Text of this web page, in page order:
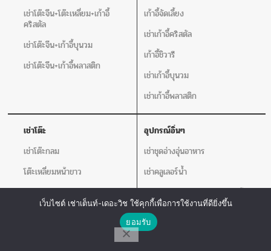
เช่าโต๊ะจีน+โต๊ะเหลี่ยม+เก้าอี้
คริสตัล
เช่าโต๊ะจีน+เก้าอี้บุนวม
เช่าโต๊ะจีน+เก้าอี้พลาสติก
เก้าอี้จัดเลี้ยง
เช่าเก้าอี้คริสตัล
เก้าอี้ชิวารี
เช่าเก้าอี้บุนวม
เช่าเก้าอี้พลาสติก
เช่าโต๊ะ
เช่าโต๊ะกลม
โต๊ะเหลี่ยมหน้าขาว
อุปกรณ์อิ่นๆ
เช่าชุดอ่างอุ่นอาหาร
เช่าคลูเลอร์น้ำ
เทียน
เครื่องวัดอุณหภูมิ
Line Chat
เว็บไซต์ เช่าเต็นท์-เดอะวิช ใช้คุกกี้เพื่อการใช้งานที่ดียิ่งขึ้น
ยอมรับ